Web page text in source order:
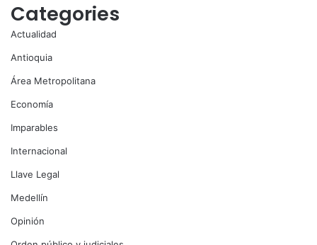
Categories
Actualidad
Antioquia
Área Metropolitana
Economía
Imparables
Internacional
Llave Legal
Medellín
Opinión